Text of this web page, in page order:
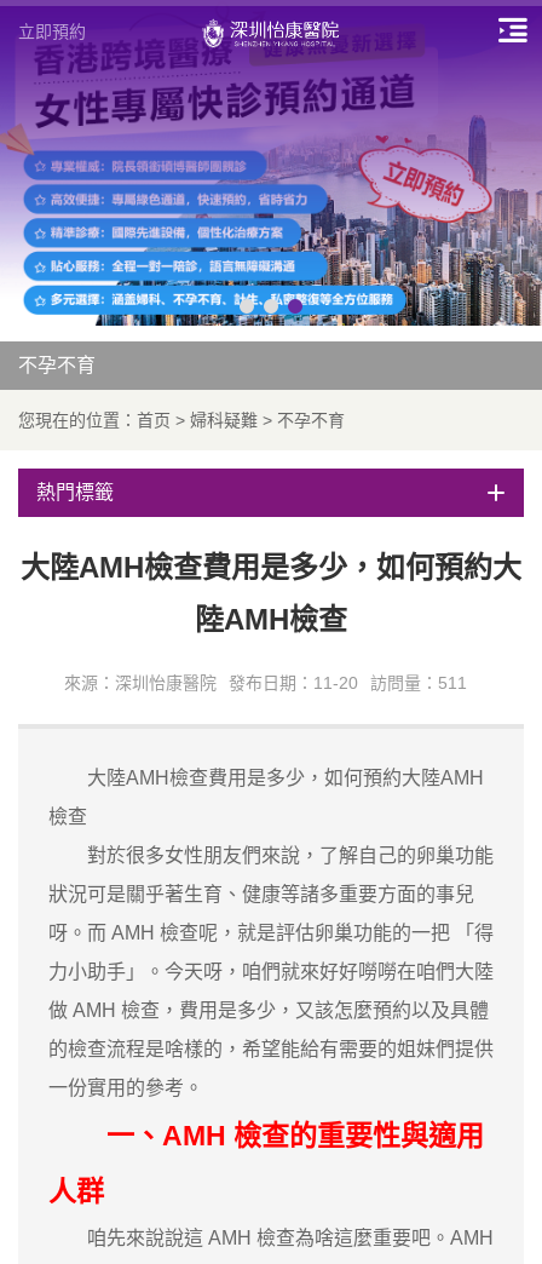
立即預約
不孕不育
您現在的位置： 首页 > 婦科疑難 > 不孕不育
熱門標籤
大陸AMH檢查費用是多少，如何預約大
陸AMH檢查
來源：深圳怡康醫院 發布日期：11-20 訪問量：511
大陸AMH檢查費用是多少，如何預約大陸AMH
檢查
對於很多女性朋友們來說，了解自己的卵巢功能
狀況可是關乎著生育、健康等諸多重要方面的事兒
呀。而 AMH 檢查呢，就是評估卵巢功能的一把 「得
力小助手」。今天呀，咱們就來好好嘮嘮在咱們大陸
做 AMH 檢查，費用是多少，又該怎麼預約以及具體
的檢查流程是啥樣的，希望能給有需要的姐妹們提供
一份實用的參考。
一、AMH 檢查的重要性與適用
人群
咱先來說說這 AMH 檢查為啥這麼重要吧。AMH